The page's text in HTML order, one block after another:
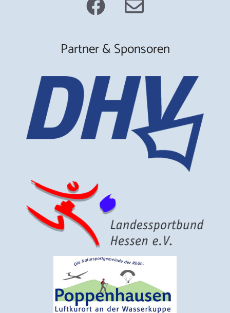
Partner & Sponsoren